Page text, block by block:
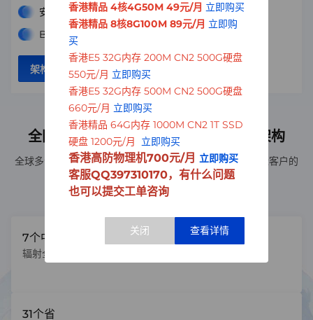
安全防护
BBDGDDFH
架构师咨询 方案详情
全网统一规划“7+31+X”三层资源布局架构
全球多个地理区域，提供高速稳定的全球云联接网络、贴近客户的
本地化服务
7个中心资源池
辐射全国各大地区，满足全网标准化需求
31个省
香港精品 4核4G50M 49元/月 立即购买
香港精品 8核8G100M 89元/月 立即购
买
香港E5 32G内存 200M CN2 500G硬盘
550元/月 立即购买
香港E5 32G内存 500M CN2 500G硬盘
660元/月 立即购买
香港精品 64G内存 1000M CN2 1T SSD
硬盘 1200元/月 立即购买
香港高防物理机700元/月 立即购买
客服QQ397310170，有什么问题
也可以提交工单咨询